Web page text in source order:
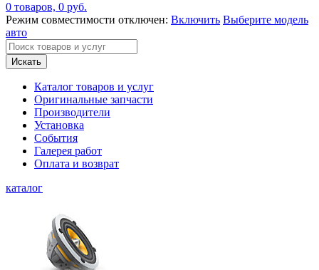
0 товаров, 0 руб.
Режим совместимости отключен: Включить Выберите модель
авто
Искать
Каталог товаров и услуг
Оригинальные запчасти
Производители
Установка
События
Галерея работ
Оплата и возврат
каталог